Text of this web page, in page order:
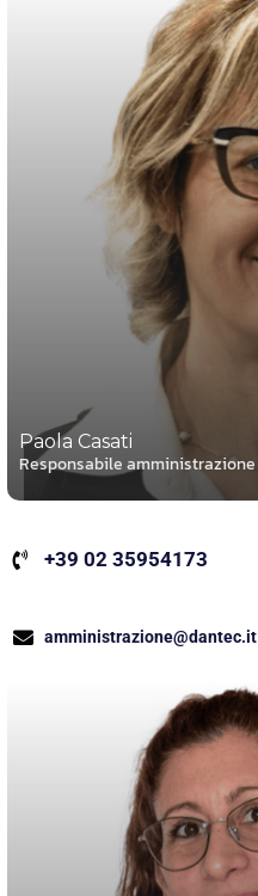
Paola Casati
Responsabile amministrazione
+39 02 35954173
amministrazione@dantec.it